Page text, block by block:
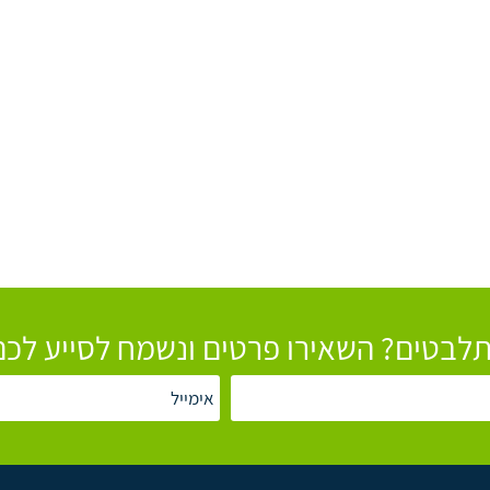
השאירו פרטים ונשמח לסייע